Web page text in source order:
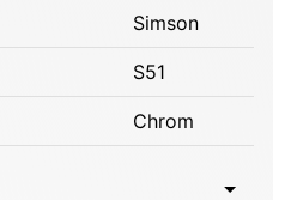
Simson
S51
Chrom